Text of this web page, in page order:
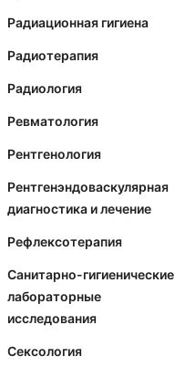
Радиационная гигиена
Радиотерапия
Радиология
Ревматология
Рентгенология
Рентгенэндоваскулярная
диагностика и лечение
Рефлексотерапия
Санитарно-гигиенические
лабораторные
исследования
Сексология